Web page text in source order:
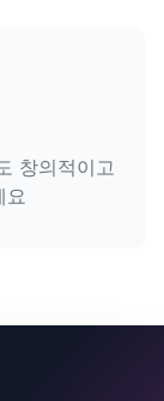
창의적이고
요